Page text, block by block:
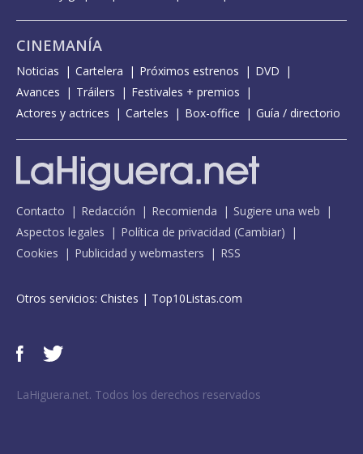
CINEMANÍA
Noticias Cartelera Próximos estrenos
DVD
Avances
Tráilers
Festivales + premios
Actores y actrices
Carteles Box-office Guía / directorio
Contacto Redacción Recomienda
Sugiere una web
Aspectos legales
Política de privacidad (Cambiar)
Cookies
Publicidad y webmasters RSS
Otros servicios: Chistes | Top10Listas.com
LaHiguera.net. Todos los derechos reservados